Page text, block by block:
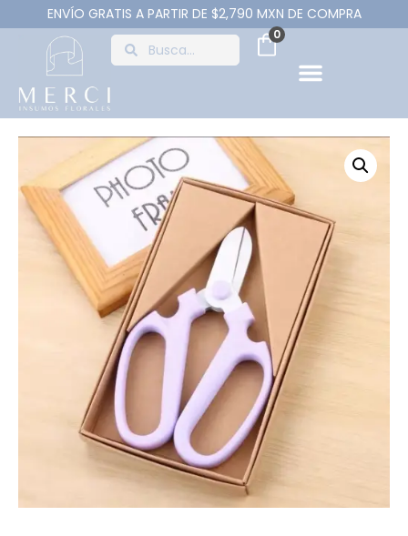
ENVÍO GRATIS A PARTIR DE $2,790 MXN DE COMPRA
0